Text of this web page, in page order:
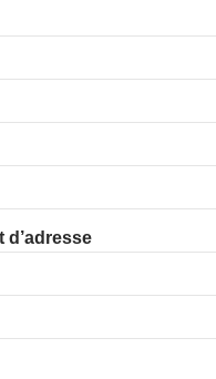
d’adresse